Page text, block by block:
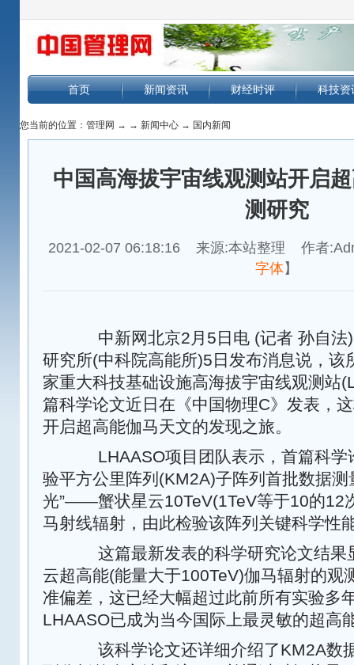
首页 新闻资讯 财经时评 科技资
您当前的位置： 管理网 → → 新闻中心 → 国内新闻
中国高海拔宇宙线观测站开启
测研究
2021-02-07 06:18:16 来源:本站整理 作者
字体】
中新网北京2月5日电 (记者 孙自法)
研究所(中科院高能所)5日发布消息说，该
家重大科技基础设施高海拔宇宙线观测站
篇科学论文近日在《中国物理C》发表，
开启超高能伽马天文的发现之旅。
LHAASO项目团队表示，首篇科学
验平方公里阵列(KM2A)子阵列首批数据测
光”——蟹状星云10TeV(1TeV等于10的12
马射线辐射，由此检验该阵列关键科学性
这篇最新发表的科学研究论文结果
云超高能(能量大于100TeV)伽马辐射的观
准偏差，这已经大幅超过此前所有实验多
LHAASO已成为当今国际上最灵敏的超高
该科学论文还详细介绍了KM2A数